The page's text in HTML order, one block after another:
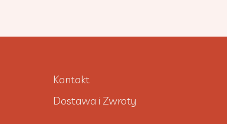
Kontakt
Dostawa i Zwroty